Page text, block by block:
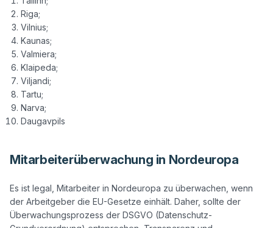
Riga;
Vilnius;
Kaunas;
Valmiera;
Klaipeda;
Viljandi;
Tartu;
Narva;
Daugavpils
Mitarbeiterüberwachung in Nordeuropa
Es ist legal, Mitarbeiter in Nordeuropa zu überwachen, wenn
der Arbeitgeber die EU-Gesetze einhält. Daher, sollte der
Überwachungsprozess der DSGVO (Datenschutz-